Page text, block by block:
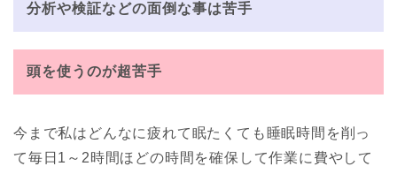
分析や検証などの面倒な事は苦手
頭を使うのが超苦手
今まで私はどんなに疲れて眠たくても睡眠時間を削っ
て毎日1～2時間ほどの時間を確保して作業に費やして